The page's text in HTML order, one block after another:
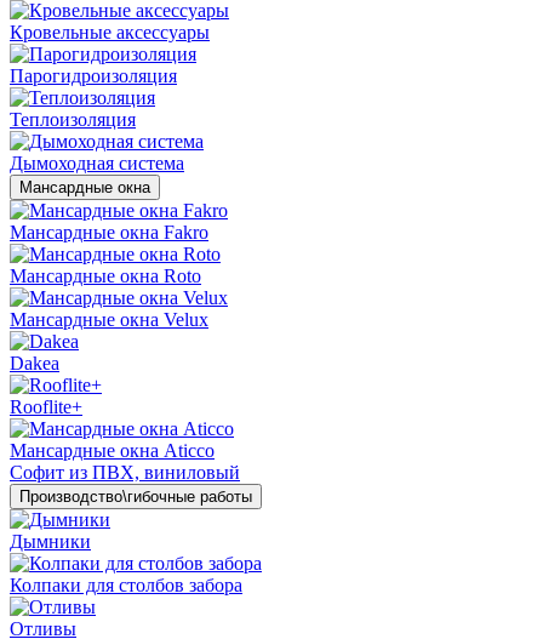
Кровельные аксессуары
Парогидроизоляция
Теплоизоляция
Дымоходная система
Мансардные окна
Мансардные окна Fakro
Мансардные окна Roto
Мансардные окна Velux
Dakea
Rooflite+
Мансардные окна Aticco
Софит из ПВХ, виниловый
Производство\гибочные работы
Дымники
Колпаки для столбов забора
Отливы